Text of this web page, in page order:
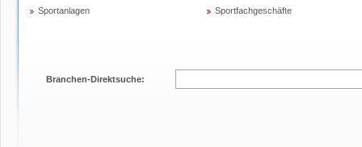
Sportanlagen Sportfachgeschäfte
Branchen-Direktsuche: